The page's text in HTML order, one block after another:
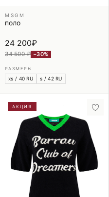
MSGM
поло
24 200₽
34 500 ₽ −30%
РАЗМЕРЫ
xs / 40 RU s / 42 RU
АКЦИЯ